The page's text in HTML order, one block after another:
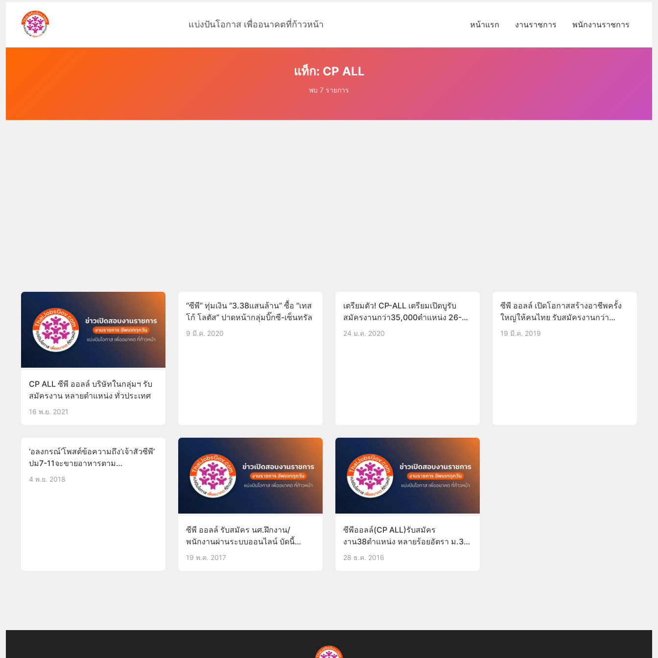
แบ่งปันโอกาส เพื่ออนาคตที่ก้าวหน้า หน้าแรก งานราชการ พนักงานราชการ
แท็ก: CP ALL
พบ 7 รายการ
CP ALL ซีพี ออลล์ บริษัทในกลุ่มฯ รับ
สมัครงาน หลายตำแหน่ง ทั่วประเทศ
16 พ.ย. 2021
“ซีพี” ทุ่มเงิน “3.38แสนล้าน” ซื้อ “เทส
โก้ โลตัส” ปาดหน้ากลุ่มบิ๊กซี-เซ็นทรัล
9 มี.ค. 2020
เตรียมตัว! CP-ALL เตรียมเปิดบูรับ
สมัครงานกว่า35,000ตำแหน่ง 26-
28ก.พ.นี้
24 ม.ค. 2020
ซีพี ออลล์ เปิดโอกาสสร้างอาชีพครั้ง
ใหญ่ให้คนไทย รับสมัครงานกว่า
35,000 อัตรา รับตั้งแต่วุฒิ
19 มี.ค. 2019
‘อลงกรณ์’โพสต์ข้อความถึง’เจ้าสัวซีพี’
ปม7-11จะขายอาหารตาม
สั่ง24ชั่วโมง ลั่น ‘ถ้ายังไม่เปลี่ยนแปลง
4 พ.ย. 2018
ซีพี ออลล์ รับสมัคร นศ.ฝึกงาน/
พนักงานผ่านระบบออนไลน์ บัดนี้
เป็นต้นไป
19 พ.ค. 2017
ซีพีออลล์(CP ALL)รับสมัคร
งาน38ตำแหน่ง หลายร้อยอัตรา ม.3/
ม.6/ปวช/ปวส/ป.ตรี/ป.โท
28 ธ.ค. 2016